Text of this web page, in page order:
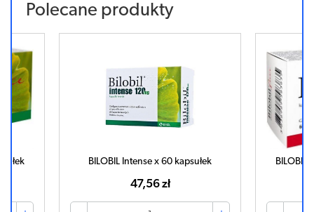
Polecane produkty
BILOBIL Intense x 60 kapsułek
47,56 zł
BILOBIL